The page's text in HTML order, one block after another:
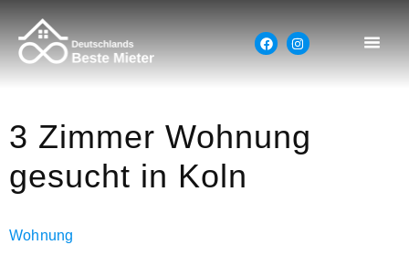
3 Zimmer Wohnung
gesucht in Koln
Wohnung